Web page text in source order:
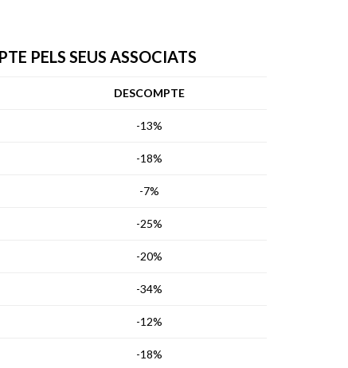
PELS SEUS ASSOCIATS
DESCOMPTE
-13%
-18%
-7%
-25%
-20%
-34%
-12%
-18%